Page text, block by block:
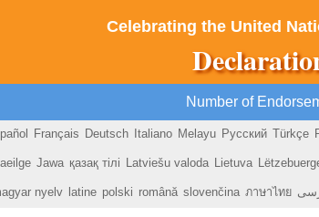
Celebrating the United
Number of
Français Deutsch Italiano Melayu Русский Türkçe
Jawa қазақ тілі Latviešu valoda Lietuva
nyelv latine polski română slovenčina ภาษาไทย